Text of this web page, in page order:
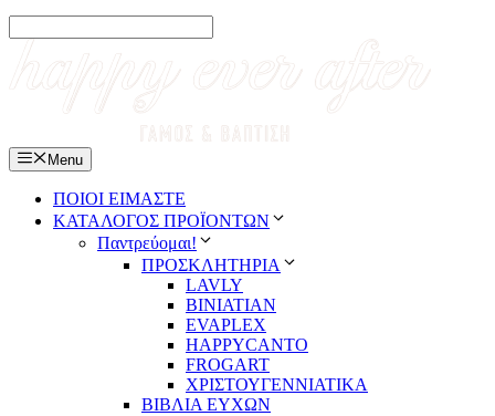
Menu
ΠΟΙΟΙ ΕΙΜΑΣΤΕ
ΚΑΤΑΛΟΓΟΣ ΠΡΟΪΟΝΤΩΝ
Παντρεύομαι!
ΠΡΟΣΚΛΗΤΗΡΙΑ
LAVLY
BINIATIAN
EVAPLEX
HAPPYCANTO
FROGART
ΧΡΙΣΤΟΥΓΕΝΝΙΑΤΙΚΑ
ΒΙΒΛΙΑ ΕΥΧΩΝ